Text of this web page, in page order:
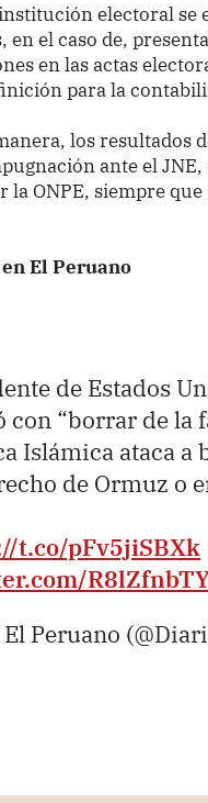
electoral se
en el caso de,
en las actas
para la
los resultados
ante el
la ONPE, siempre
El Peruano
de Estados
con “borrar de la
Islámica ataca a
de Ormuz o
t.co/pFv5jiSBXk
Peruano